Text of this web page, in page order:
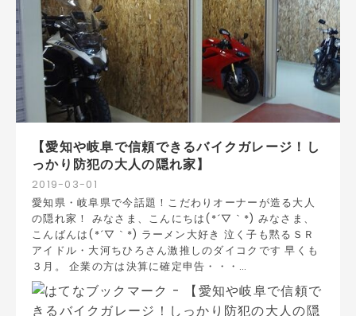
2019-03-01
【愛知や岐阜で信頼できるバイクガレージ！し
っかり防犯の大人の隠れ家】
愛知県・岐阜県で今話題！こだわりオーナーが造る大人
の隠れ家！ みなさま、こんにちは(*´▽｀*) みなさま、
こんばんは(*´▽｀*) ラーメン大好き 泣く子も黙るＳＲ
アイドル・大河ちひろさん激推しのダイコクです 早くも
３月。 企業の方は決算に確定申告・・・…